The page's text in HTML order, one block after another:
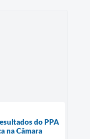
do PPA
na Câmara